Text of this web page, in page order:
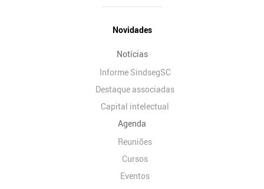
Novidades
Notícias
Informe SindsegSC
Destaque associadas
Capital intelectual
Agenda
Reuniões
Cursos
Eventos